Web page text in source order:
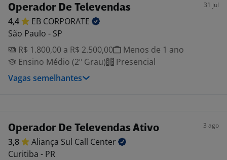
Operador De Televendas 31 jul
4,4 EB CORPORATE
São Paulo - SP
R$ 1.800,00 a R$ 2.500,00
Menos de 1 ano
Ensino Médio (2º Grau)
Presencial
Vagas semelhantes
Operador De Televendas Ativo 3 ago
3,8 Aliança Sul Call Center
Curitiba - PR